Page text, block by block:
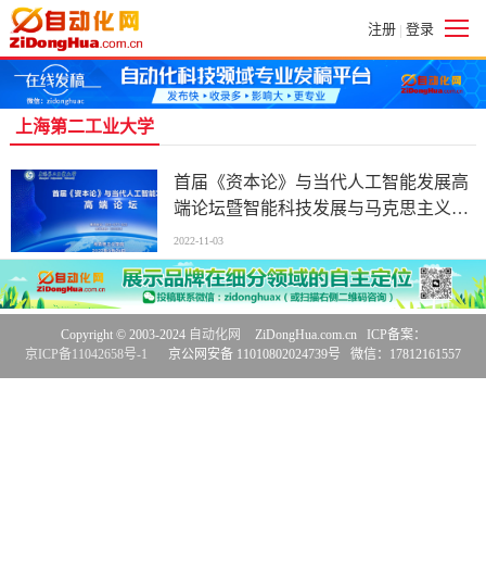
注册 | 登录
上海第二工业大学
首届《资本论》与当代人工智能发展高
端论坛暨智能科技发展与马克思主义理
论研究中心揭牌在上海第二工业大学举
行|中国社会科学院研究员段伟文、清华
大学夏莹教授说道自动化
2022-11-03
Copyright © 2003-2024 自动化网
ZiDongHua.com.cn ICP备案：
京ICP备11042658号-1
京公网安备 11010802024739号 微信：17812161557